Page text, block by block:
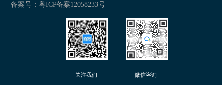
衣服进销存管理软件 服装店进销存系统 服装库存管理软件
服装店进销存管理系统 服装进
服装零售进销存软件 服装进销存软件 服装小程序商城
服装免费进销存软件 服装进销存
服装企业进销存系统 服装进销存软件 服装门店管理软件
服装erp软件 服装公司管理软件
备案号：粤ICP备案12058233号
关注我们 微信咨询